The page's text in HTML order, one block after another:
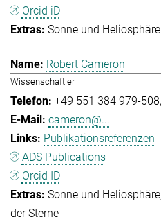
Orcid iD
Sonne und Heliosphäre
Robert Cameron
Wissenschaftler
+49 551 384 979-508
cameron@...
Publikationsreferenzen
ADS Publications
Orcid ID
Sonne und Heliosphäre
der Sterne